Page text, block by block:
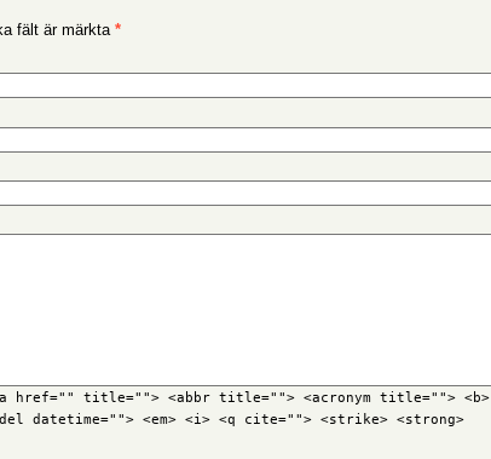
fält är märkta *
href="" title=""> <abbr title=""> <acronym title=""> <b>
datetime=""> <em> <i> <q cite=""> <strike> <strong>